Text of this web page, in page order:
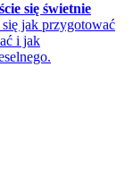
się świetnie
jak przygotować
i jak